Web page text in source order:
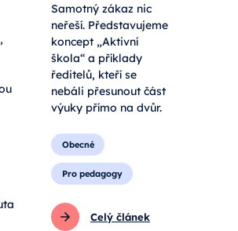
Samotný zákaz nic
neřeší. Představujeme
koncept „Aktivní
škola“ a příklady
ředitelů, kteří se
nebáli přesunout část
výuky přímo na dvůr.
Obecné
Pro pedagogy
Celý článek